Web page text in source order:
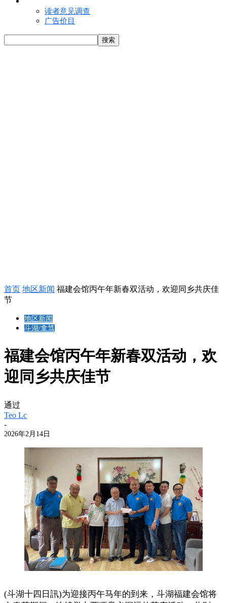
读者意见调查
广告价目
首页 地区新闻 福建会馆丙午年新春双活动，欢迎同乡共庆佳
节
地区新闻
斗湖/拿笃
福建会馆丙午年新春双活动，欢
迎同乡共庆佳节
通过
Teo Lc
-
2026年2月14日
(斗湖十四日訊)为迎接丙午马年的到来，斗湖福建会馆将